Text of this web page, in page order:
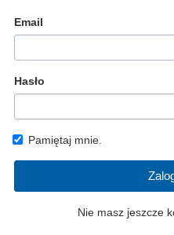
Email
Hasło
Pamiętaj mnie.
Nie masz jeszcze